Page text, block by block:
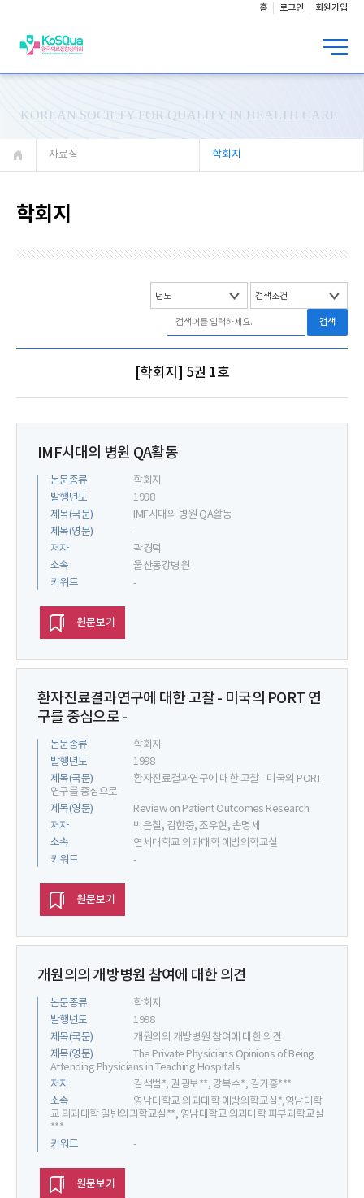
홈 로그인 회원가입
KOREAN SOCIETY FOR QUALITY IN HEALTH CARE
자료실 학회지
학회지
검색
[학회지] 5권 1호
IMF시대의 병원 QA활동
논문종류
학회지
발행년도
1998
제목(국문)
IMF시대의 병원 QA활동
제목(영문)
-
저자
곽경덕
소속
울산동강병원
키워드
-
원문보기
환자진료결과연구에 대한 고찰 - 미국의 PORT 연
구를 중심으로 -
논문종류
학회지
발행년도
1998
제목(국문)
환자진료결과연구에 대한 고찰 - 미국의 PORT
연구를 중심으로 -
제목(영문)
Review on Patient Outcomes Research
저자
박은철, 김한중, 조우현, 손명세
소속
연세대학교 의과대학 예방의학교실
키워드
-
원문보기
개원의의 개방병원 참여에 대한 의견
논문종류
학회지
발행년도
1998
제목(국문)
개원의의 개방병원 참여에 대한 의견
제목(영문)
The Private Physicians Opinions of Being
Attending Physicians in Teaching Hospitals
저자
김석범*, 권굉보**, 강복수*, 김기홍***
소속
영남대학교 의과대학 예방의학교실*,영남대학
교 의과대학 일반외과학교실**, 영남대학교 의과대학 피부과학교실
***
키워드
-
원문보기